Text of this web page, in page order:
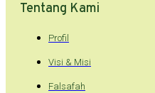
Tentang Kami
Profil
Visi & Misi
Falsafah